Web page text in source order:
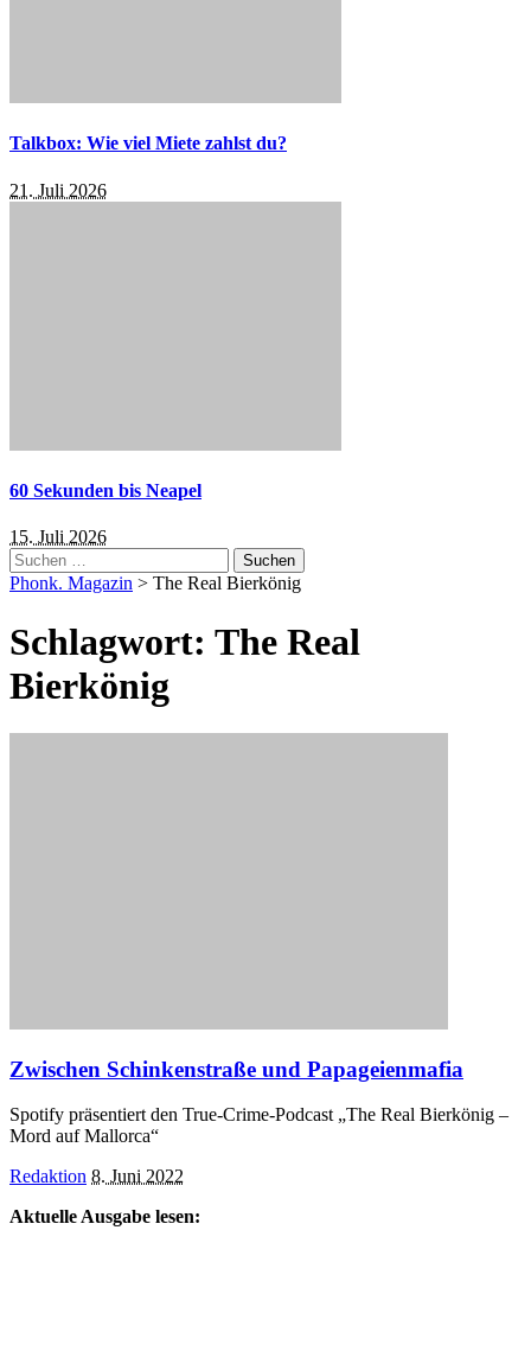
Talkbox: Wie viel Miete zahlst du?
21. Juli 2026
60 Sekunden bis Neapel
15. Juli 2026
Suchen
nach:
Phonk. Magazin > The Real Bierkönig
Schlagwort: The Real
Bierkönig
Zwischen Schinkenstraße und Papageienmafia
Spotify präsentiert den True-Crime-Podcast „The Real Bierkönig –
Mord auf Mallorca“
Posted
Redaktion 8. Juni 2022
Aktuelle Ausgabe lesen: